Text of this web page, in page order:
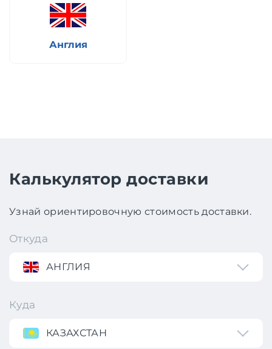
Англия
Калькулятор доставки
Узнай ориентировочную стоимость доставки.
Откуда
АНГЛИЯ
Куда
КАЗАХСТАН